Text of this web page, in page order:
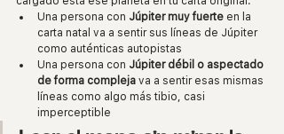
Una persona con Júpiter muy fuerte en la
carta natal va a sentir sus líneas de Júpiter
como auténticas autopistas
Una persona con Júpiter débil o aspectado
de forma compleja va a sentir esas mismas
líneas como algo más tibio, casi
imperceptible